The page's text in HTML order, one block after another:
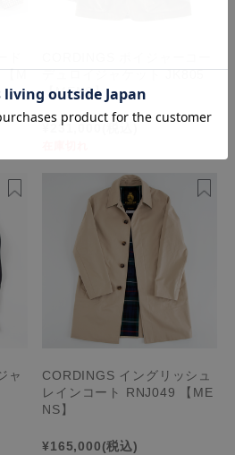
【M
デュロイジャケット JK805
【MENS】
¥231,000
ャ
CORDINGS イングリッシュ
レインコート RNJ049 【ME
NS】
¥165,000(税込)